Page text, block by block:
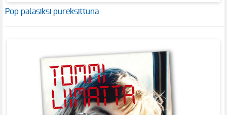
Pop palasiksi pureksittuna